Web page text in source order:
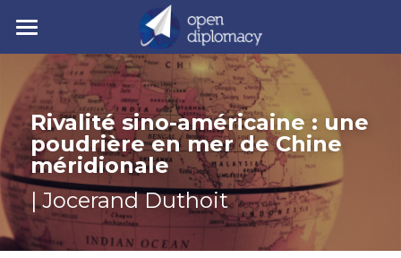
| Accueil
| Nos activités
• Nos jeunes leaders
• Nos événements
• Nos publications
| Nos actualités
| Polycrise
Comprendre la polycrise
| À propos
Rivalité sino-américaine : une
poudrière en mer de Chine
méridionale
| Jocerand Duthoit